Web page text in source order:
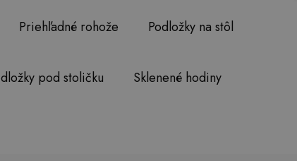
Priehľadné rohože Podložky na stôl
pod stoličku Sklenené hodiny